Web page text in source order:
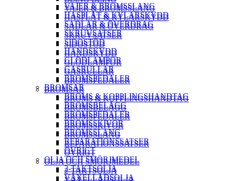
VAJER & BROMSSLANG
HASPLÅT & KYLARSKYDD
SADLAR & ÖVERDRAG
SKRUVSATSER
SIDOSTÖD
HANDSKYDD
GLÖDLAMPOR
GASRULLAR
BROMSPEDALER
BROMSAR
BROMS & KOPPLINGSHANDTAG
BROMSBELÄGG
BROMSPEDALER
BROMSSKIVOR
BROMSSLANG
REPARATIONSSATSER
ÖVRIGT
OLJA OCH SMÖRJMEDEL
2-TAKTSOLJA
VAJER & BROMSSLANG
HASPLÅT & KYLARSKYDD
SADLAR & ÖVERDRAG
SKRUVSATSER
SIDOSTÖD
HANDSKYDD
GLÖDLAMPOR
GASRULLAR
BROMSPEDALER
BROMSAR
BROMS & KOPPLINGSHANDTAG
BROMSBELÄGG
BROMSPEDALER
BROMSSKIVOR
BROMSSLANG
REPARATIONSSATSER
ÖVRIGT
OLJA OCH SMÖRJMEDEL
2-TAKTSOLJA
VÄXELLÅDSOLJA